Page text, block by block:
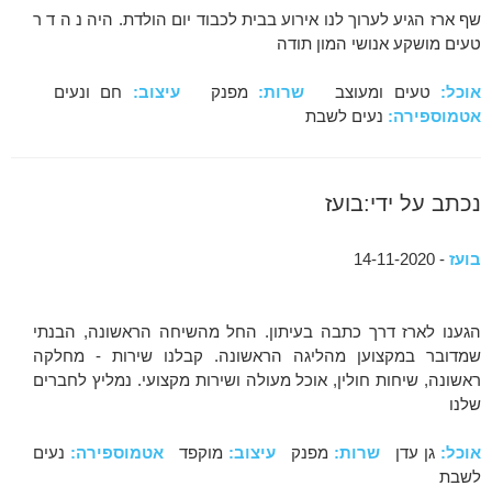
שף ארז הגיע לערוך לנו אירוע בבית לכבוד יום הולדת. היה נ ה ד ר
טעים מושקע אנושי המון תודה
אוכל: טעים ומעוצב שרות: מפנקעיצוב: חם ונעים
אטמוספירה: נעים לשבת
נכתב על ידי:בועז
בועז - 14-11-2020
הגענו לארז דרך כתבה בעיתון. החל מהשיחה הראשונה, הבנתי
שמדובר במקצוען מהליגה הראשונה. קבלנו שירות - מחלקה
ראשונה, שיחות חולין, אוכל מעולה ושירות מקצועי. נמליץ לחברים
שלנו
אוכל: גן עדן שרות: מפנקעיצוב: מוקפדאטמוספירה: נעים
לשבת